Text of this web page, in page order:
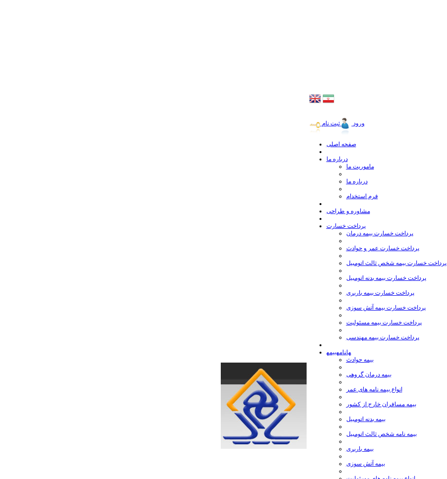
ورود ثبت نام
صفحه اصلی
درباره ما
ماموریت ما
درباره ما
فرم استخدام
مشاوره و طراحی
پرداخت خسارت
پرداخت خسارت بیمه درمان
پرداخت خسارت عمر و حوادث
پرداخت خسارت بیمه شخص ثالث اتومبیل
پرداخت خسارت بیمه بدنه اتومبیل
پرداخت خسارت بیمه باربری
پرداخت خسارت بیمه آتش سوزی
پرداخت خسارت بیمه مسئولیت
پرداخت خسارت بیمه مهندسی
بیمه‎نامه‎ها
بیمه حوادث
بیمه درمان گروهی
انواع بیمه نامه های عمر
بیمه مسافران خارج از كشور
بیمه بدنه اتومبیل
بیمه نامه شخص ثالث اتومبیل
بیمه باربری
بیمه آتش سوزی